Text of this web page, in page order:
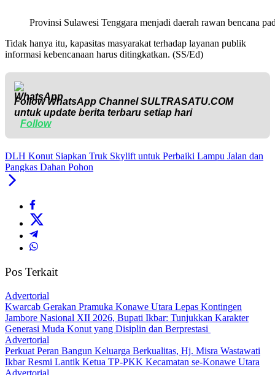
Provinsi Sulawesi Tenggara menjadi daerah rawan bencana
Tidak hanya itu, kapasitas masyarakat terhadap layanan publik
informasi kebencanaan harus ditingkatkan. (SS/Ed)
Follow WhatsApp ChannelSULTRASATU.COM
untuk update berita terbaru setiap hari
Follow
DLH Konut Siapkan Truk Skylift untuk Perbaiki Lampu Jalan dan
Pangkas Dahan Pohon
Pos Terkait
Advertorial
‎Kwarcab Gerakan Pramuka Konawe Utara Lepas Kontingen
Jambore Nasional XII 2026, Bupati Ikbar: Tunjukkan Karakter
Generasi Muda Konut yang Disiplin dan Berprestasi ‎
Advertorial
‎Perkuat Peran Bangun Keluarga Berkualitas, Hj. Misra Wastawati
Ikbar Resmi Lantik Ketua TP-PKK Kecamatan se-Konawe Utara
Advertorial